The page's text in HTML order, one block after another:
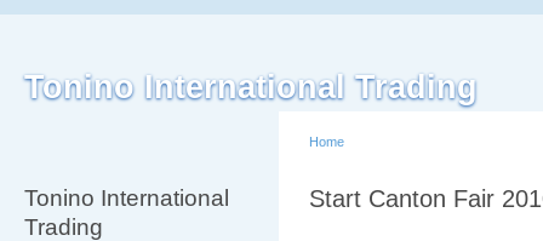
Tonino International Trading
Tonino International
Trading
Home
Start Canton Fair